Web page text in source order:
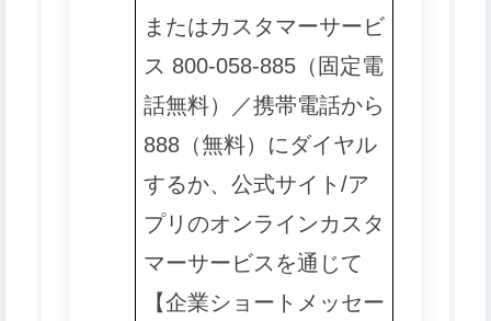
またはカスタマーサービ
ス 800-058-885（固定電
話無料）／携帯電話から
888（無料）にダイヤル
するか、公式サイト/ア
プリのオンラインカスタ
マーサービスを通じて
【企業ショートメッセー